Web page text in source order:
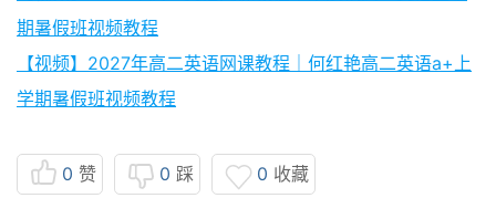
期暑假班视频教程
【视频】2027年高二英语网课教程｜何红艳高二英语a+上
学期暑假班视频教程
0 赞 0 踩 0 收藏